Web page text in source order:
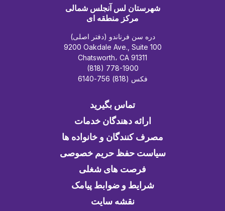
شهرستان لس آنجلس شمالی
مرکز منطقه ای
دره سن فرناندو (دفتر اصلی)
9200 Oakdale Ave., Suite 100
Chatsworth، CA 91311
(818) 778-1900
فکس (818) 756-6140
تماس بگیرید
ارائه دهندگان خدمات
مصرف کنندگان و خانواده ها
سیاست حفظ حریم خصوصی
فرصت های شغلی
شرایط و ضوابط پیامک
نقشه سایت